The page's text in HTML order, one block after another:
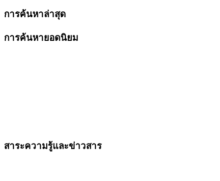
การค้นหาล่าสุด
การค้นหายอดนิยม
สาระความรู้และข่าวสาร